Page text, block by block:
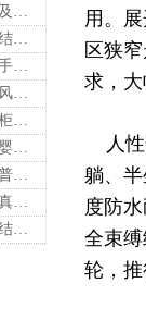
· 医用推车发展趋势及诗烨产品介绍
· 诗烨不锈钢仪器车结构详解及应用用途
· 诗烨液压抢救车与手摇抢救车选购指南
· 诗烨不锈钢医用屏风标准款优选四折屏风的核心缘由
· 诗烨西药柜与中药柜的区别及采购选择影响分析
· 诗烨豪华儿童病床婴幼儿功能设计及使用效果
· 诗烨医用办公桌与普通办公桌的区别及医院采购优势
· 诗烨网布办公椅与真皮办公椅优势及选购指南
· 诗烨医用病历夹车结构原理及医护应用价值
用。
区狭
求，
人性
躺、
度防
全束
轮，推